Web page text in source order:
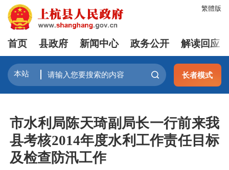
繁體版
首页 县政府 新闻中心 政务公开 解读回应
长者模式
市水利局陈天琦副局长一行前来我
县考核2014年度水利工作责任目标
及检查防汛工作